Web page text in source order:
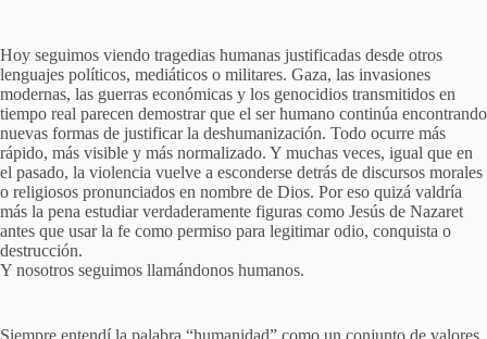
Hoy seguimos viendo tragedias humanas justificadas desde otros
lenguajes políticos, mediáticos o militares. Gaza, las invasiones
modernas, las guerras económicas y los genocidios transmitidos en
tiempo real parecen demostrar que el ser humano continúa encontrando
nuevas formas de justificar la deshumanización. Todo ocurre más
rápido, más visible y más normalizado. Y muchas veces, igual que en
el pasado, la violencia vuelve a esconderse detrás de discursos morales
o religiosos pronunciados en nombre de Dios. Por eso quizá valdría
más la pena estudiar verdaderamente figuras como Jesús de Nazaret
antes que usar la fe como permiso para legitimar odio, conquista o
destrucción.
Y nosotros seguimos llamándonos humanos.
Siempre entendí la palabra “humanidad” como un conjunto de valores